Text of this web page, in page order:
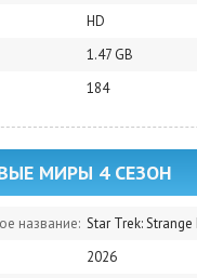
HD
1.47 GB
184
МИРЫ 4 СЕЗОН
название: Star Trek:
2026